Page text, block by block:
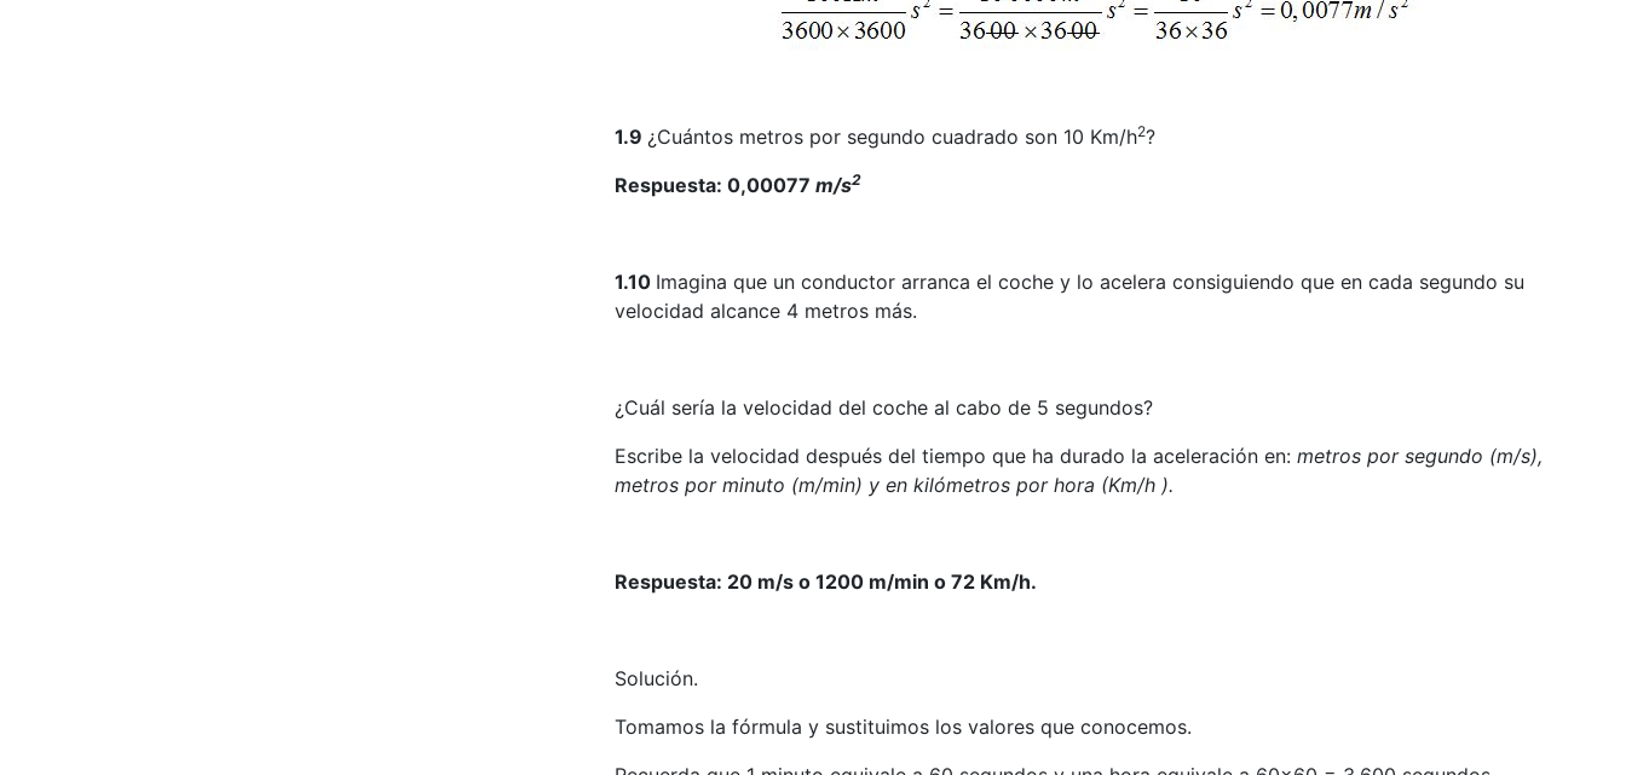
1.9 ¿Cuántos metros por segundo cuadrado son 10 Km/h2?
Respuesta: 0,00077 m/s2
1.10 Imagina que un conductor arranca el coche y lo acelera consiguiendo que en cada segundo su
velocidad alcance 4 metros más.
¿Cuál sería la velocidad del coche al cabo de 5 segundos?
Escribe la velocidad después del tiempo que ha durado la aceleración en: metros por segundo (m/s),
metros por minuto (m/min) y en kilómetros por hora (Km/h ).
Respuesta: 20 m/s o 1200 m/min o 72 Km/h.
Solución.
Tomamos la fórmula y sustituimos los valores que conocemos.